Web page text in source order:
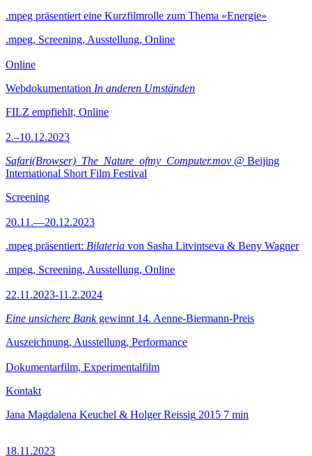
.mpeg präsentiert eine Kurzfilmrolle zum Thema «Energie»
.mpeg, Screening, Ausstellung, Online
Online
Webdokumentation In anderen Umständen
FILZ empfiehlt, Online
2.–10.12.2023
Safari(Browser)_The_Nature_ofmy_Computer.mov @ Beijing
International Short Film Festival
Screening
20.11.—20.12.2023
.mpeg präsentiert: Bilateria von Sasha Litvintseva & Beny Wagner
.mpeg, Screening, Ausstellung, Online
22.11.2023-11.2.2024
Eine unsichere Bankgewinnt 14. Aenne-Biermann-Preis
Auszeichnung, Ausstellung, Performance
Dokumentarfilm, Experimentalfilm
Kontakt
Jana Magdalena Keuchel & Holger Reissig 2015 7 min
18.11.2023